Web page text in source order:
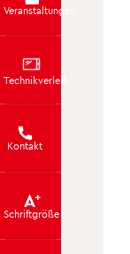
Veranstaltungen
Technikverleih
Kontakt
Schriftgröße